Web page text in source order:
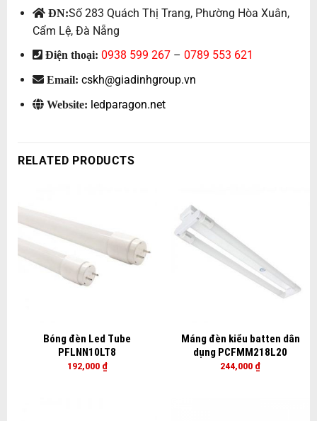
ĐN:Số 283 Quách Thị Trang, Phường Hòa Xuân,
Cẩm Lệ, Đà Nẵng
Điện thoại: 0938 599 267– 0789 553 621
Email: cskh@giadinhgroup.vn
Website: ledparagon.net
RELATED PRODUCTS
Bóng đèn Led Tube
PFLNN10LT8
192,000 ₫
Máng đèn kiểu batten dân
dụng PCFMM218L20
244,000 ₫